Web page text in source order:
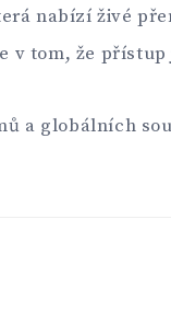
nabízí živé
v tom, že
a globálních